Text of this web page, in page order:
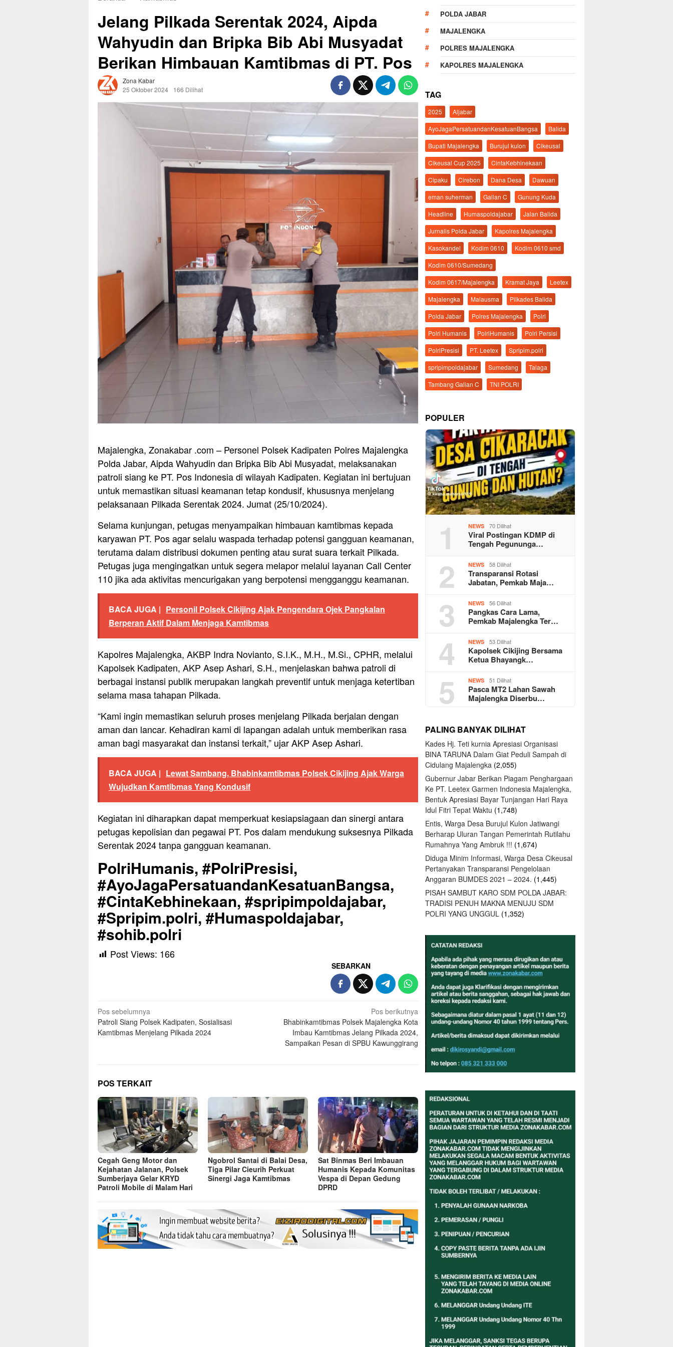
Jelang Pilkada Serentak 2024, Aipda
Wahyudin dan Bripka Bib Abi Musyadat
Berikan Himbauan Kamtibmas di PT. Pos
Zona Kabar
25 Oktober 2024
166 Dilihat
Majalengka, Zonakabar .com – Personel Polsek Kadipaten Polres Majalengka
Polda Jabar, Aipda Wahyudin dan Bripka Bib Abi Musyadat, melaksanakan
patroli siang ke PT. Pos Indonesia di wilayah Kadipaten. Kegiatan ini bertujuan
untuk memastikan situasi keamanan tetap kondusif, khususnya menjelang
pelaksanaan Pilkada Serentak 2024. Jumat (25/10/2024).
Selama kunjungan, petugas menyampaikan himbauan kamtibmas kepada
karyawan PT. Pos agar selalu waspada terhadap potensi gangguan keamanan,
terutama dalam distribusi dokumen penting atau surat suara terkait Pilkada.
Petugas juga mengingatkan untuk segera melapor melalui layanan Call Center
110 jika ada aktivitas mencurigakan yang berpotensi mengganggu keamanan.
BACA JUGA | Personil Polsek Cikijing Ajak Pengendara Ojek Pangkalan
Berperan Aktif Dalam Menjaga Kamtibmas
Kapolres Majalengka, AKBP Indra Novianto, S.I.K., M.H., M.Si., CPHR, melalui
Kapolsek Kadipaten, AKP Asep Ashari, S.H., menjelaskan bahwa patroli di
berbagai instansi publik merupakan langkah preventif untuk menjaga ketertiban
selama masa tahapan Pilkada.
“Kami ingin memastikan seluruh proses menjelang Pilkada berjalan dengan
aman dan lancar. Kehadiran kami di lapangan adalah untuk memberikan rasa
aman bagi masyarakat dan instansi terkait,” ujar AKP Asep Ashari.
BACA JUGA | Lewat Sambang, Bhabinkamtibmas Polsek Cikijing Ajak Warga
Wujudkan Kamtibmas Yang Kondusif
Kegiatan ini diharapkan dapat memperkuat kesiapsiagaan dan sinergi antara
petugas kepolisian dan pegawai PT. Pos dalam mendukung suksesnya Pilkada
Serentak 2024 tanpa gangguan keamanan.
PolriHumanis, #PolriPresisi,
#AyoJagaPersatuandanKesatuanBangsa,
#CintaKebhinekaan, #spripimpoldajabar,
#Spripim.polri, #Humaspoldajabar,
#sohib.polri
Post Views: 166
SEBARKAN
Navigasi
pos
Pos sebelumnya
Patroli Siang Polsek Kadipaten, Sosialisasi
Kamtibmas Menjelang Pilkada 2024
Pos berikutnya
Bhabinkamtibmas Polsek Majalengka Kota
Imbau Kamtibmas Jelang Pilkada 2024,
Sampaikan Pesan di SPBU Kawunggirang
POS TERKAIT
Cegah Geng Motor dan
Kejahatan Jalanan, Polsek
Sumberjaya Gelar KRYD
Patroli Mobile di Malam Hari
Ngobrol Santai di Balai Desa,
Tiga Pilar Cieurih Perkuat
Sinergi Jaga Kamtibmas
Sat Binmas Beri Imbauan
Humanis Kepada Komunitas
Vespa di Depan Gedung
DPRD
POLDA JABAR
MAJALENGKA
POLRES MAJALENGKA
KAPOLRES MAJALENGKA
TAG
2025
Aljabar
AyoJagaPersatuandanKesatuanBangsa
Balida
Bupati Majalengka
Burujul kulon
Cikeusal
Cikeusal Cup 2025
CintaKebhinekaan
Cipaku
Cirebon Dana Desa
Dawuan
eman suherman
Galian C
Gunung Kuda
Headline
Humaspoldajabar
Jalan Balida
Jurnalis Polda Jabar
Kapolres Majalengka
Kasokandel
Kodim 0610
Kodim 0610 smd
Kodim 0610/Sumedang
Kodim 0617/Majalengka
Kramat Jaya
Leetex
Majalengka
Malausma
Pilkades Balida
Polda Jabar
Polres Majalengka
Polri
Polri Humanis
PolriHumanis
Polri Persisi
PolriPresisi
PT. Leetex
Spripim.polri
spripimpoldajabar
Sumedang
Talaga
Tambang Galian C
TNI POLRI
POPULER
1 NEWS 70 Dilihat
Viral Postingan KDMP di
Tengah Pegununga…
2 NEWS 58 Dilihat
Transparansi Rotasi
Jabatan, Pemkab Maja…
3 NEWS 56 Dilihat
Pangkas Cara Lama,
Pemkab Majalengka Ter…
4 NEWS 53 Dilihat
Kapolsek Cikijing Bersama
Ketua Bhayangk…
5 NEWS 51 Dilihat
Pasca MT2 Lahan Sawah
Majalengka Diserbu…
PALING BANYAK DILIHAT
Kades Hj. Teti kurnia Apresiasi Organisasi
BINA TARUNA Dalam Giat Peduli Sampah di
Cidulang Majalengka (2,055)
Gubernur Jabar Berikan Piagam Penghargaan
Ke PT. Leetex Garmen Indonesia Majalengka,
Bentuk Apresiasi Bayar Tunjangan Hari Raya
Idul Fitri Tepat Waktu (1,748)
Entis, Warga Desa Burujul Kulon Jatiwangi
Berharap Uluran Tangan Pemerintah Rutilahu
Rumahnya Yang Ambruk !!! (1,674)
Diduga Minim Informasi, Warga Desa Cikeusal
Pertanyakan Transparansi Pengelolaan
Anggaran BUMDES 2021 – 2024. (1,445)
PISAH SAMBUT KARO SDM POLDA JABAR:
TRADISI PENUH MAKNA MENUJU SDM
POLRI YANG UNGGUL (1,352)